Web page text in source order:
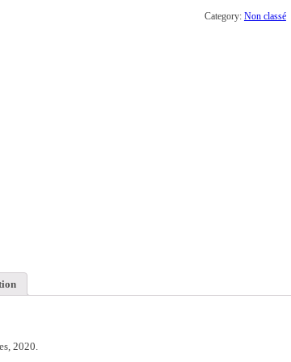
quantity
Category: Non classé
2020.